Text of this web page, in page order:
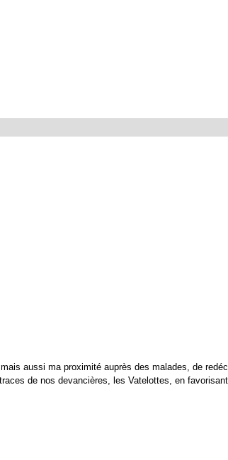
aussi ma proximité auprès des malades, de
de nos devancières, les Vatelottes, en